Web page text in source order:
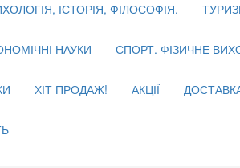
ІСТОРІЯ, ФІЛОСОФІЯ.
НАУКИ СПОРТ. ФІЗИЧНЕ
ХІТ ПРОДАЖ! АКЦІЇ